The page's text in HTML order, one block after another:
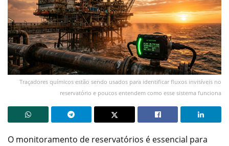
Traçadores químicos estão sendo usados para identificar fluxos invisíveis no
reservatório e poucos entendem como esse sistema funciona
O monitoramento de reservatórios é essencial para